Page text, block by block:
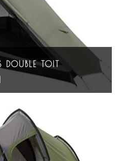
DOUBLE TOIT